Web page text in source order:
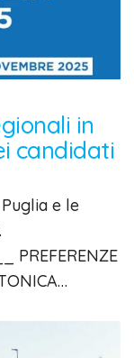
in
candidati
e le